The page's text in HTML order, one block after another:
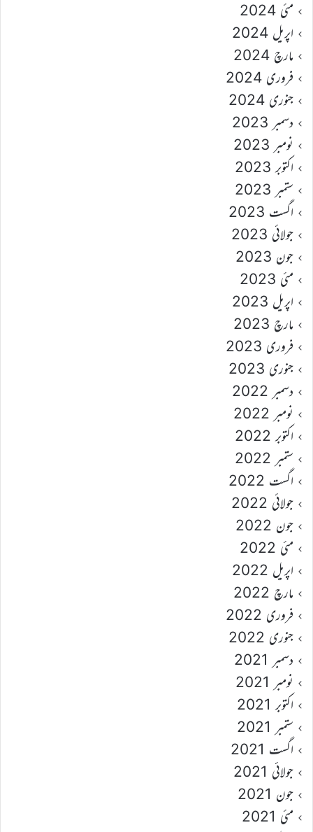
مئی 2024
اپریل 2024
مارچ 2024
فروری 2024
جنوری 2024
دسمبر 2023
نومبر 2023
اکتوبر 2023
ستمبر 2023
اگست 2023
جولائی 2023
جون 2023
مئی 2023
اپریل 2023
مارچ 2023
فروری 2023
جنوری 2023
دسمبر 2022
نومبر 2022
اکتوبر 2022
ستمبر 2022
اگست 2022
جولائی 2022
جون 2022
مئی 2022
اپریل 2022
مارچ 2022
فروری 2022
جنوری 2022
دسمبر 2021
نومبر 2021
اکتوبر 2021
ستمبر 2021
اگست 2021
جولائی 2021
جون 2021
مئی 2021